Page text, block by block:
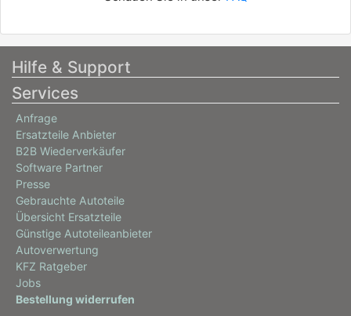
Hilfe & Support
Services
Anfrage
Ersatzteile Anbieter
B2B Wiederverkäufer
Software Partner
Presse
Gebrauchte Autoteile
Übersicht Ersatzteile
Günstige Autoteileanbieter
Autoverwertung
KFZ Ratgeber
Jobs
Bestellung widerrufen